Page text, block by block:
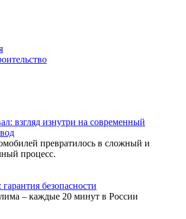
взгляд изнутри на современный
превратилось в сложный и
процесс.
безопасности
– каждые 20 минут в России